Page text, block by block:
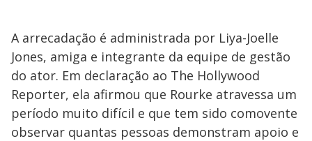
A arrecadação é administrada por Liya-Joelle
Jones, amiga e integrante da equipe de gestão
do ator. Em declaração ao The Hollywood
Reporter, ela afirmou que Rourke atravessa um
período muito difícil e que tem sido comovente
observar quantas pessoas demonstram apoio e